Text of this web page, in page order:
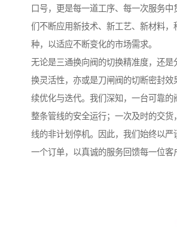
口号，更是每一道工序、每一次服务中
们不断应用新技术、新工艺、新材料，
种，以适应不断变化的市场需求。
无论是三通换向阀的切换精准度，还是
换灵活性，亦或是刀闸阀的切断密封效
续优化与迭代。我们深知，一台可靠的
整条管线的安全运行；一次及时的交货
线的非计划停机。因此，我们始终以严
一个订单，以真诚的服务回馈每一位客